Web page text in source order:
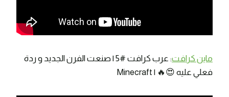
ماين كرافت
: عرب كرافت #5 | صنعت الفرن الجديد و ردة
فعلي عليه 😍🔥 | Minecraft